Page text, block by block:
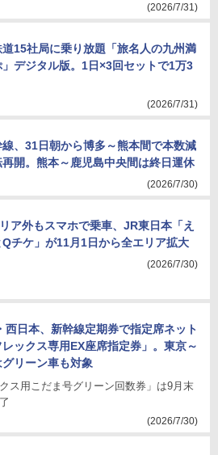
(2026/7/31)
道15社局に乗り放題「旅名人の九州満
」デジタル版。1日×3回セットで1万3
(2026/7/31)
線、31日朝から博多～熊本間で本数減
再開。熊本～鹿児島中央間は終日運休
(2026/7/30)
ア外もスマホで乗車、JR東日本「え
Qチケ」が11月1日から全エリア拡大
(2026/7/30)
西日本、新幹線定期券で指定席ネット
ックス専用EX座席指定券」。東京～
リーン車も対象
クス用こだま号グリーン回数券」は9月末
(2026/7/30)